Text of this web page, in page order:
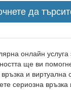
онлайн услуга
ще ви
и
сериозна